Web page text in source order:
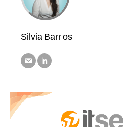
Silvia Barrios